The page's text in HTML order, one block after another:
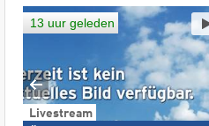
Livestream
13 uur geleden